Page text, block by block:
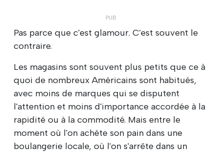
Pas parce que c'est glamour. C'est souvent le
contraire.
Les magasins sont souvent plus petits que ce à
quoi de nombreux Américains sont habitués,
avec moins de marques qui se disputent
l'attention et moins d'importance accordée à la
rapidité ou à la commodité. Mais entre le
moment où l'on achète son pain dans une
boulangerie locale, où l'on s'arrête dans un